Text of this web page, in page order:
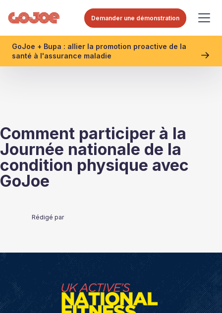
Demander une démonstration
GoJoe + Bupa : allier la promotion proactive de la
santé à l'assurance maladie
Comment participer à la
Journée nationale de la
condition physique avec
GoJoe
Rédigé par